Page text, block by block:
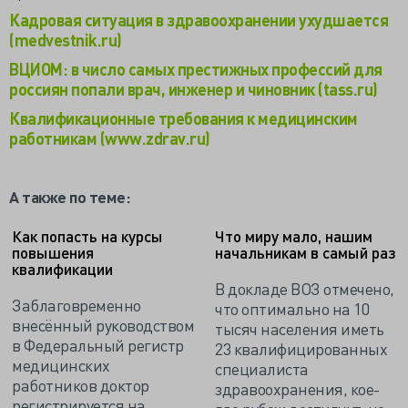
Кадровая ситуация в здравоохранении ухудшается
(medvestnik.ru)
ВЦИОМ: в число самых престижных профессий для
россиян попали врач, инженер и чиновник (tass.ru)
Квалификационные требования к медицинским
работникам (www.zdrav.ru)
А также по теме:
Как попасть на курсы
повышения
квалификации
Заблаговременно
внесённый руководством
в Федеральный регистр
медицинских
работников доктор
Что миру мало, нашим
начальникам в самый раз
В докладе ВОЗ отмечено,
что оптимально на 10
тысяч населения иметь
23 квалифицированных
специалиста
здравоохранения, кое-